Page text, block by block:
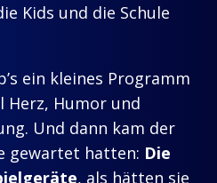
Kids und die Schule
ein kleines Programm
Humor und
Und dann kam der
gewartet hatten: Die
, als hätten sie